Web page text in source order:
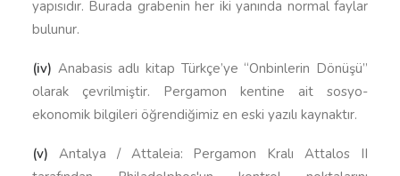
yapısıdır. Burada grabenin her iki yanında normal faylar
bulunur.
(iv) Anabasis adlı kitap Türkçe’ye “Onbinlerin Dönüşü”
olarak çevrilmiştir. Pergamon kentine ait sosyo-
ekonomik bilgileri öğrendiğimiz en eski yazılı kaynaktır.
(v) Antalya / Attaleia: Pergamon Kralı Attalos II